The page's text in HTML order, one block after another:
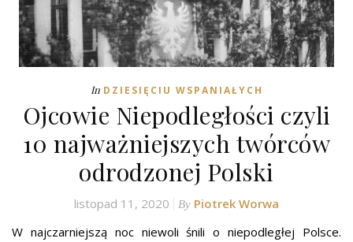
In DZIESIĘCIU WSPANIAŁYCH
Ojcowie Niepodległości czyli
10 najważniejszych twórców
odrodzonej Polski
listopad 11, 2020 By Piotrek Worwa
W najczarniejszą noc niewoli śnili o niepodległej Polsce.